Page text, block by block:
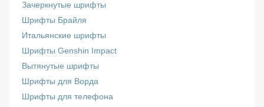
Зачеркнутые шрифты
Шрифты Брайля
Итальянские шрифты
Шрифты Genshin Impact
Вытянутые шрифты
Шрифты для Ворда
Шрифты для телефона